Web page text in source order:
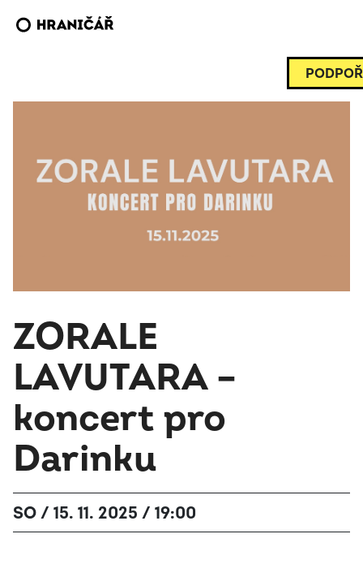
ZORALE
LAVUTARA –
koncert pro
Darinku
SO / 15. 11. 2025 / 19:00